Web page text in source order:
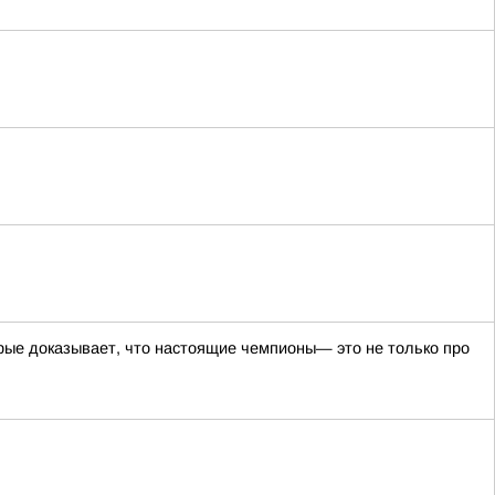
доказывает, что настоящие чемпионы— это не только про